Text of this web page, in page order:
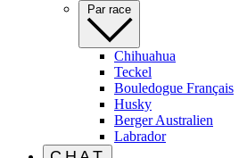
Par race
Chihuahua
Teckel
Bouledogue Français
Husky
Berger Australien
Labrador